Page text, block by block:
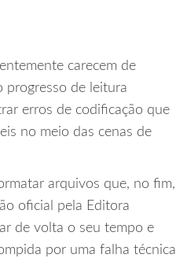
carecem de
progresso de leitura
erros de codificação que
no meio das cenas de
arquivos que, no fim,
oficial pela Editora
de volta o seu tempo e
por uma falha técnica